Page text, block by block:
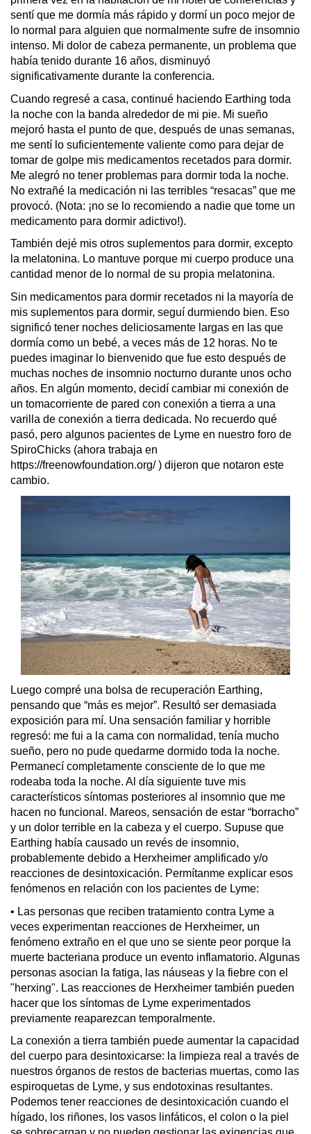
sentí que me dormía más rápido y dormí un poco mejor de
lo normal para alguien que normalmente sufre de insomnio
intenso. Mi dolor de cabeza permanente, un problema que
había tenido durante 16 años, disminuyó
significativamente durante la conferencia.
Cuando regresé a casa, continué haciendo Earthing toda
la noche con la banda alrededor de mi pie. Mi sueño
mejoró hasta el punto de que, después de unas semanas,
me sentí lo suficientemente valiente como para dejar de
tomar de golpe mis medicamentos recetados para dormir.
Me alegró no tener problemas para dormir toda la noche.
No extrañé la medicación ni las terribles “resacas” que me
provocó. (Nota: ¡no se lo recomiendo a nadie que tome un
medicamento para dormir adictivo!).
También dejé mis otros suplementos para dormir, excepto
la melatonina. Lo mantuve porque mi cuerpo produce una
cantidad menor de lo normal de su propia melatonina.
Sin medicamentos para dormir recetados ni la mayoría de
mis suplementos para dormir, seguí durmiendo bien. Eso
significó tener noches deliciosamente largas en las que
dormía como un bebé, a veces más de 12 horas. No te
puedes imaginar lo bienvenido que fue esto después de
muchas noches de insomnio nocturno durante unos ocho
años. En algún momento, decidí cambiar mi conexión de
un tomacorriente de pared con conexión a tierra a una
varilla de conexión a tierra dedicada. No recuerdo qué
pasó, pero algunos pacientes de Lyme en nuestro foro de
SpiroChicks (ahora trabaja en
https://freenowfoundation.org/ ) dijeron que notaron este
cambio.
Luego compré una bolsa de recuperación Earthing,
pensando que “más es mejor”. Resultó ser demasiada
exposición para mí. Una sensación familiar y horrible
regresó: me fui a la cama con normalidad, tenía mucho
sueño, pero no pude quedarme dormido toda la noche.
Permanecí completamente consciente de lo que me
rodeaba toda la noche. Al día siguiente tuve mis
característicos síntomas posteriores al insomnio que me
hacen no funcional. Mareos, sensación de estar “borracho”
y un dolor terrible en la cabeza y el cuerpo. Supuse que
Earthing había causado un revés de insomnio,
probablemente debido a Herxheimer amplificado y/o
reacciones de desintoxicación. Permítanme explicar esos
fenómenos en relación con los pacientes de Lyme:
• Las personas que reciben tratamiento contra Lyme a
veces experimentan reacciones de Herxheimer, un
fenómeno extraño en el que uno se siente peor porque la
muerte bacteriana produce un evento inflamatorio. Algunas
personas asocian la fatiga, las náuseas y la fiebre con el
"herxing". Las reacciones de Herxheimer también pueden
hacer que los síntomas de Lyme experimentados
previamente reaparezcan temporalmente.
La conexión a tierra también puede aumentar la capacidad
del cuerpo para desintoxicarse: la limpieza real a través de
nuestros órganos de restos de bacterias muertas, como las
espiroquetas de Lyme, y sus endotoxinas resultantes.
Podemos tener reacciones de desintoxicación cuando el
hígado, los riñones, los vasos linfáticos, el colon o la piel